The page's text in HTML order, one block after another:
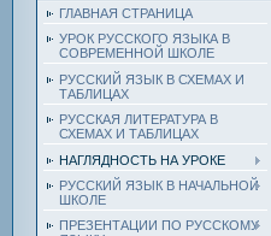
ГЛАВНАЯ СТРАНИЦА
УРОК РУССКОГО ЯЗЫКА В
СОВРЕМЕННОЙ ШКОЛЕ
РУССКИЙ ЯЗЫК В СХЕМАХ И
ТАБЛИЦАХ
РУССКАЯ ЛИТЕРАТУРА В
СХЕМАХ И ТАБЛИЦАХ
НАГЛЯДНОСТЬ НА УРОКЕ
РУССКИЙ ЯЗЫК В НАЧАЛЬНОЙ
ШКОЛЕ
ПРЕЗЕНТАЦИИ ПО РУССКОМУ